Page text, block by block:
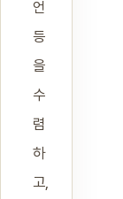
언
등
을
수
렴
하
고,